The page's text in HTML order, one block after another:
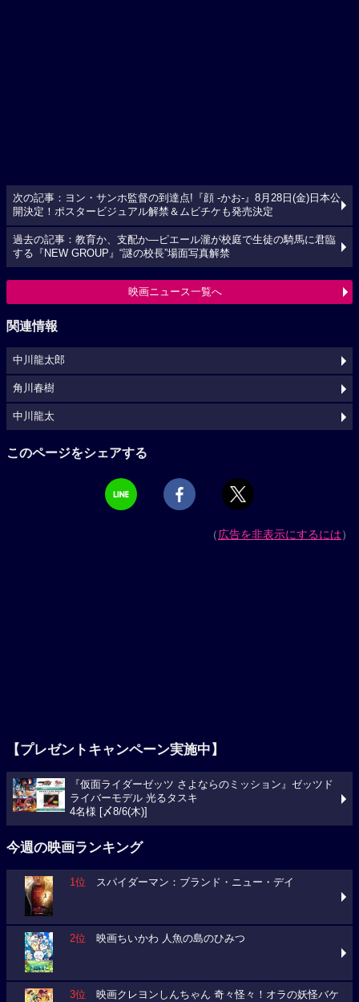
次の記事：ヨン・サンホ監督の到達点!『顔 -かお-』8月28日(金)日本公
開決定！ポスタービジュアル解禁＆ムビチケも発売決定
過去の記事：教育か、支配か―ピエール瀧が校庭で生徒の騎馬に君臨
する『NEW GROUP』“謎の校長”場面写真解禁
映画ニュース一覧へ
関連情報
中川龍太郎
角川春樹
中川龍太
このページをシェアする
（広告を非表示にするには）
【プレゼントキャンペーン実施中】
『仮面ライダーゼッツ さよならのミッション』ゼッツド
ライバーモデル 光るタスキ
4名様 [〆8/6(木)]
今週の映画ランキング
1位 スパイダーマン：ブランド・ニュー・デイ
2位 映画ちいかわ 人魚の島のひみつ
3位 映画クレヨンしんちゃん 奇々怪々！オラの妖怪バケ